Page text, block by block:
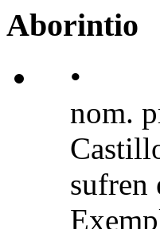
Aborintio
•
nom.
sufren